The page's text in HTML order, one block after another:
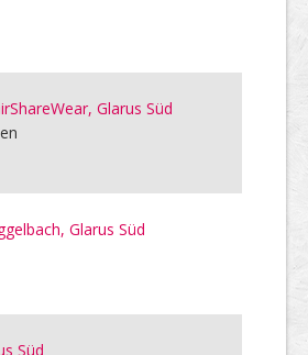
Glarus Süd
Glarus Süd
Süd